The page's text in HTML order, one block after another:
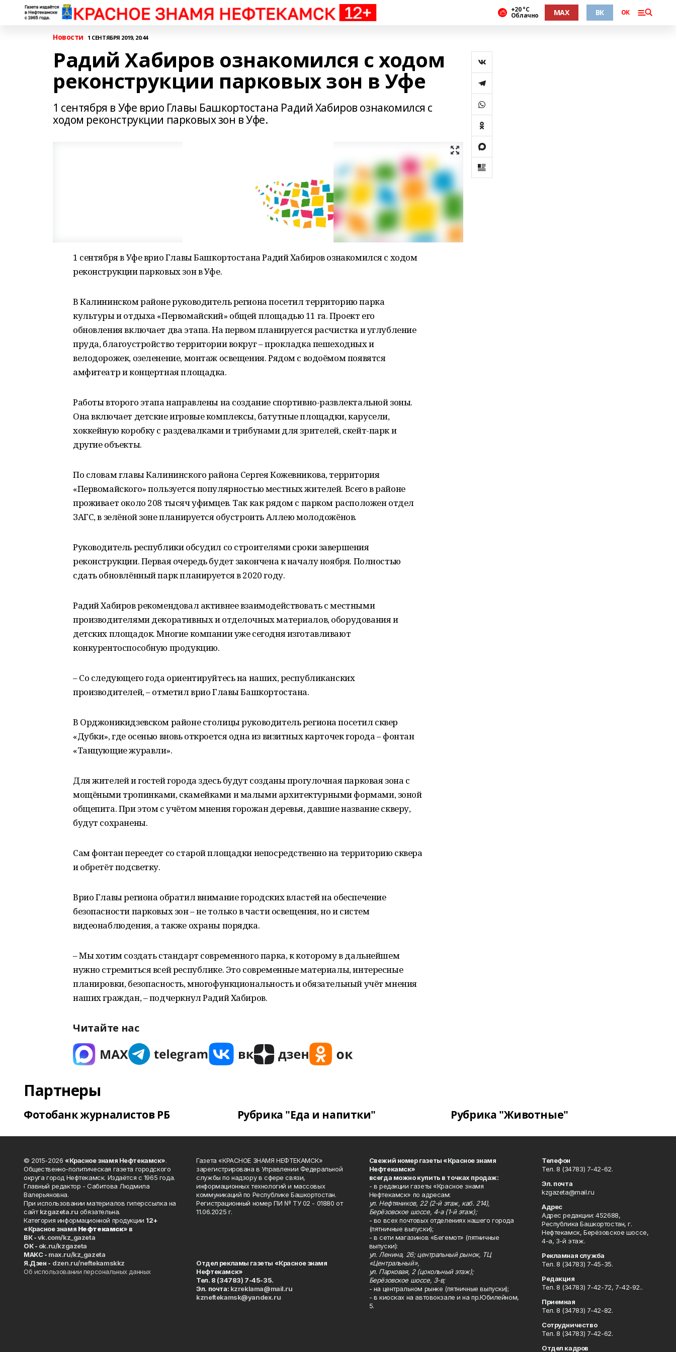
+20 °С
Облачно MAX ВК ОК
Новости 1 СЕНТЯБРЯ 2019, 20:44
Радий Хабиров ознакомился с ходом
реконструкции парковых зон в Уфе
1 сентября в Уфе врио Главы Башкортостана Радий Хабиров ознакомился с
ходом реконструкции парковых зон в Уфе.
1 сентября в Уфе врио Главы Башкортостана Радий Хабиров ознакомился с ходом
реконструкции парковых зон в Уфе.
В Калининском районе руководитель региона посетил территорию парка
культуры и отдыха «Первомайский» общей площадью 11 га. Проект его
обновления включает два этапа. На первом планируется расчистка и углубление
пруда, благоустройство территории вокруг – прокладка пешеходных и
велодорожек, озеленение, монтаж освещения. Рядом с водоёмом появятся
амфитеатр и концертная площадка.
Работы второго этапа направлены на создание спортивно-развлектальной зоны.
Она включает детские игровые комплексы, батутные площадки, карусели,
хоккейную коробку с раздевалками и трибунами для зрителей, скейт-парк и
другие объекты.
По словам главы Калининского района Сергея Кожевникова, территория
«Первомайского» пользуется популярностью местных жителей. Всего в районе
проживает около 208 тысяч уфимцев. Так как рядом с парком расположен отдел
ЗАГС, в зелёной зоне планируется обустроить Аллею молодожёнов.
Руководитель республики обсудил со строителями сроки завершения
реконструкции. Первая очередь будет закончена к началу ноября. Полностью
сдать обновлённый парк планируется в 2020 году.
Радий Хабиров рекомендовал активнее взаимодействовать с местными
производителями декоративных и отделочных материалов, оборудования и
детских площадок. Многие компании уже сегодня изготавливают
конкурентоспособную продукцию.
– Со следующего года ориентируйтесь на наших, республиканских
производителей, – отметил врио Главы Башкортостана.
В Орджоникидзевском районе столицы руководитель региона посетил сквер
«Дубки», где осенью вновь откроется одна из визитных карточек города – фонтан
«Танцующие журавли».
Для жителей и гостей города здесь будут созданы прогулочная парковая зона с
мощёными тропинками, скамейками и малыми архитектурными формами, зоной
общепита. При этом с учётом мнения горожан деревья, давшие название скверу,
будут сохранены.
Сам фонтан переедет со старой площадки непосредственно на территорию сквера
и обретёт подсветку.
Врио Главы региона обратил внимание городских властей на обеспечение
безопасности парковых зон – не только в части освещения, но и систем
видеонаблюдения, а также охраны порядка.
– Мы хотим создать стандарт современного парка, к которому в дальнейшем
нужно стремиться всей республике. Это современные материалы, интересные
планировки, безопасность, многофункциональность и обязательный учёт мнения
наших граждан, – подчеркнул Радий Хабиров.
Читайте нас
Партнеры
Фотобанк журналистов РБ Рубрика "Еда и напитки" Рубрика "Животные"
© 2015-2026 «Красное знамя Нефтекамск».
Общественно-политическая газета городского
округа город Нефтекамск. Издаётся с 1965 года.
Главный редактор - Сабитова Людмила
Валерьяновна.
При использовании материалов гиперссылка на
сайтkzgazeta.ru обязательна.
Категория информационной продукции 12+
«Красное знамя Нефтекамск» в
ВК -vk.com/kz_gazeta
ОК - ok.ru/kzgazeta
MAKC - max.ru/kz_gazeta
Я.Дзен - dzen.ru/neftekamskkz
Об использовании персональных данных
Газета «КРАСНОЕ ЗНАМЯ НЕФТЕКАМСК»
зарегистрирована в Управлении Федеральной
службы по надзору в сфере связи,
информационных технологий и массовых
коммуникаций по Республике Башкортостан.
Регистрационный номер ПИ № ТУ 02 - 01880 от
11.06.2025 г.
Отдел рекламы газеты «Красное знамя
Нефтекамск»
Тел. 8 (34783) 7-45-35.
Эл. почта: kzreklama@mail.ru
kzneftekamsk@yandex.ru
Свежий номер газеты «Красное знамя
Нефтекамск»
всегда можно купить в точках продаж:
- в редакции газеты «Красное знамя
Нефтекамск» по адресам:
ул. Нефтяников, 22 (2-й этаж, каб. 214),
Берёзовское шоссе, 4-а (1-й этаж);
- во всех почтовых отделениях нашего города
(пятничные выпуски);
- в сети магазинов «Бегемот» (пятничные
выпуски):
ул. Ленина, 26; центральный рынок, ТЦ
«Центральный»,
ул. Парковая, 2 (цокольный этаж);
Берёзовское шоссе, 3-в;
- на центральном рынке (пятничные выпуски);
- в киосках на автовокзале и на пр.Юбилейном,
5.
Телефон
Тел. 8 (34783) 7-42-62.
Эл. почта
kzgazeta@mail.ru
Адрес
Адрес редакции: 452688,
Республика Башкортостан, г.
Нефтекамск, Берёзовское шоссе,
4-а, 3-й этаж.
Рекламная служба
Тел. 8 (34783) 7-45-35.
Редакция
Тел. 8 (34783) 7-42-72, 7-42-92..
Приемная
Тел. 8 (34783) 7-42-82.
Сотрудничество
Тел. 8 (34783) 7-42-62.
Отдел кадров